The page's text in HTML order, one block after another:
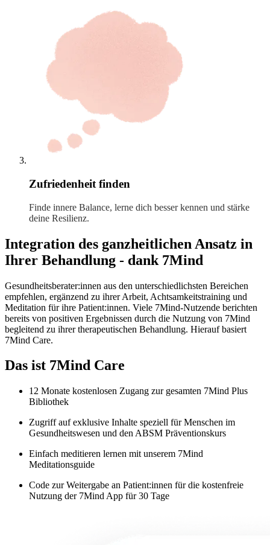
Zufriedenheit finden
Finde innere Balance, lerne dich besser kennen und stärke
deine Resilienz.
Integration des ganzheitlichen Ansatz in
Ihrer Behandlung - dank 7Mind
Gesundheitsberater:innen aus den unterschiedlichsten Bereichen
empfehlen, ergänzend zu ihrer Arbeit, Achtsamkeitstraining und
Meditation für ihre Patient:innen. Viele 7Mind-Nutzende berichten
bereits von positiven Ergebnissen durch die Nutzung von 7Mind
begleitend zu ihrer therapeutischen Behandlung. Hierauf basiert
7Mind Care.
Das ist 7Mind Care
12 Monate kostenlosen Zugang zur gesamten 7Mind Plus
Bibliothek
Zugriff auf exklusive Inhalte speziell für Menschen im
Gesundheitswesen und den ABSM Präventionskurs
Einfach meditieren lernen mit unserem 7Mind
Meditationsguide
Code zur Weitergabe an Patient:innen für die kostenfreie
Nutzung der 7Mind App für 30 Tage